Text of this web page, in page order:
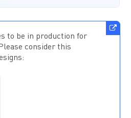
to be in production for
consider this